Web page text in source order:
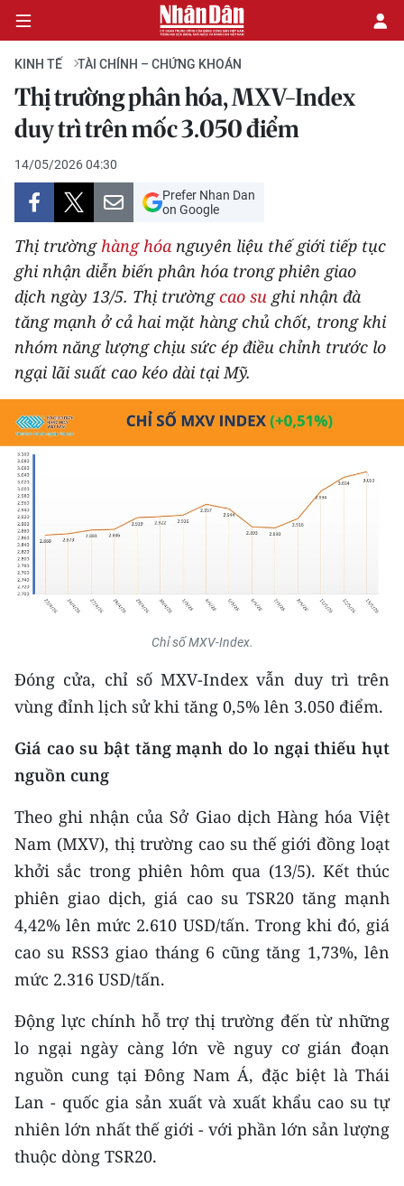
CHÍNH TRỊ
KINH TẾ
VĂN HÓA
XÃ HỘI
PHÁP LUẬT
DU LỊCH
THẾ GIỚI
THỂ THAO
GIÁO DỤC
Y TẾ
KHOA HỌC - CÔNG NGHỆ
MÔI TRƯỜNG
KIỂM CHỨNG THÔNG TIN
54 DÂN TỘC VIỆT NAM
CHƯƠNG TRÌNH OCOP - MỖI XÃ
MỘT SẢN PHẨM
RADIO
E-Magazine
Video
Media Chính trị
Media Kinh tế
Media Văn hóa
KINH TẾ TÀI CHÍNH – CHỨNG KHOÁN
Thị trường phân hóa, MXV-Index
duy trì trên mốc 3.050 điểm
14/05/2026 04:30
Prefer Nhan Dan
on Google
Thị trường hàng hóa nguyên liệu thế giới tiếp tục
ghi nhận diễn biến phân hóa trong phiên giao
dịch ngày 13/5. Thị trườngcao su ghi nhận đà
tăng mạnh ở cả hai mặt hàng chủ chốt, trong khi
nhóm năng lượng chịu sức ép điều chỉnh trước lo
ngại lãi suất cao kéo dài tại Mỹ.
Chỉ số MXV-Index.
Đóng cửa, chỉ số MXV-Index vẫn duy trì trên
vùng đỉnh lịch sử khi tăng 0,5% lên 3.050 điểm.
Giá cao su bật tăng mạnh do lo ngại thiếu hụt
nguồn cung
Theo ghi nhận của Sở Giao dịch Hàng hóa Việt
Nam (MXV), thị trường cao su thế giới đồng loạt
khởi sắc trong phiên hôm qua (13/5). Kết thúc
phiên giao dịch, giá cao su TSR20 tăng mạnh
4,42% lên mức 2.610 USD/tấn. Trong khi đó, giá
cao su RSS3 giao tháng 6 cũng tăng 1,73%, lên
mức 2.316 USD/tấn.
Động lực chính hỗ trợ thị trường đến từ những
lo ngại ngày càng lớn về nguy cơ gián đoạn
nguồn cung tại Đông Nam Á, đặc biệt là Thái
Lan - quốc gia sản xuất và xuất khẩu cao su tự
nhiên lớn nhất thế giới - với phần lớn sản lượng
thuộc dòng TSR20.